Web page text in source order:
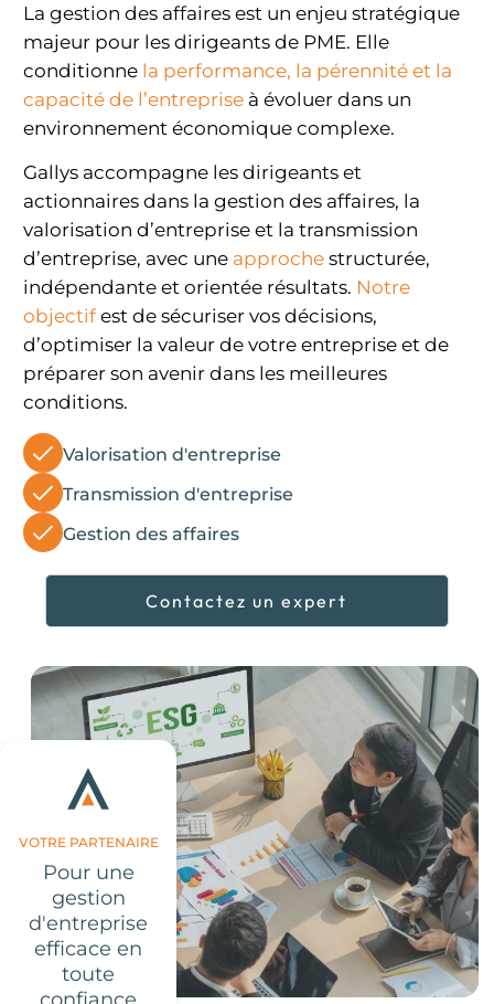
La gestion des affaires est un enjeu stratégique
majeur pour les dirigeants de PME. Elle
conditionne la performance, la pérennité et la
capacité de l’entreprise à évoluer dans un
environnement économique complexe.
Gallys accompagne les dirigeants et
actionnaires dans la gestion des affaires, la
valorisation d’entreprise et la transmission
d’entreprise, avec une approche structurée,
indépendante et orientée résultats. Notre
objectif est de sécuriser vos décisions,
d’optimiser la valeur de votre entreprise et de
préparer son avenir dans les meilleures
conditions.
Valorisation d'entreprise
Transmission d'entreprise
Gestion des affaires
Contactez un expert
VOTRE PARTENAIRE
Pour une
gestion
d'entreprise
efficace en
toute
confiance
Évaluation d'entreprise